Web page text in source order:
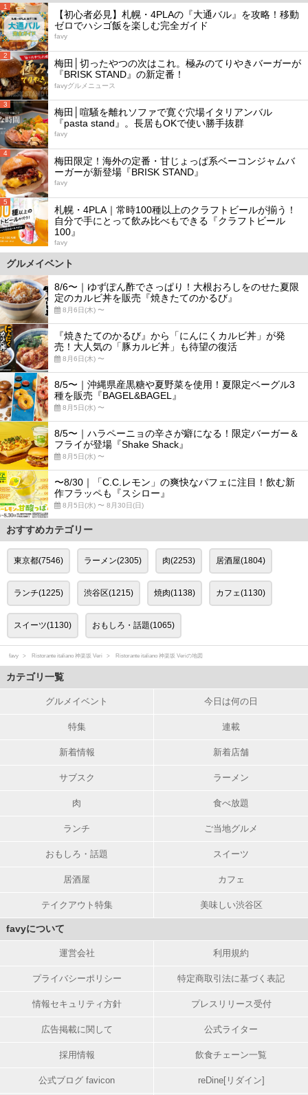
1
【初心者必見】札幌・4PLAの『大通バル』を攻略！移動
ゼロでハシゴ飯を楽しむ完全ガイド
favy
2
梅田│切ったやつの次はこれ。極みのてりやきバーガーが
『BRISK STAND』の新定番！
favyグルメニュース
3
梅田│喧騒を離れソファで寛ぐ穴場イタリアンバル
『pasta stand』。長居もOKで使い勝手抜群
favy
4
梅田限定！海外の定番・甘じょっぱ系ベーコンジャムバ
ーガーが新登場『BRISK STAND』
favy
5
札幌・4PLA｜常時100種以上のクラフトビールが揃う！
自分で手にとって飲み比べもできる『クラフトビール
100』
favy
グルメイベント
8/6〜｜ゆずぽん酢でさっぱり！大根おろしをのせた夏限
定のカルビ丼を販売『焼きたてのかるび』
8月6日(木) 〜
『焼きたてのかるび』から「にんにくカルビ丼」が発
売！大人気の「豚カルビ丼」も待望の復活
8月6日(木) 〜
8/5〜｜沖縄県産黒糖や夏野菜を使用！夏限定ベーグル3
種を販売『BAGEL&BAGEL』
8月5日(水) 〜
8/5〜｜ハラペーニョの辛さが癖になる！限定バーガー＆
フライが登場『Shake Shack』
8月5日(水) 〜
〜8/30｜「C.C.レモン」の爽快なパフェに注目！飲む新
作フラッペも『スシロー』
8月5日(水) 〜 8月30日(日)
おすすめカテゴリー
東京都(7546) ラーメン(2305) 肉(2253) 居酒屋(1804)
ランチ(1225) 渋谷区(1215) 焼肉(1138) カフェ(1130)
スイーツ(1130) おもしろ・話題(1065)
favy Ristorante italiano 神楽坂 Veri Ristorante italiano 神楽坂 Veriの地図
カテゴリ一覧
グルメイベント 今日は何の日
特集 連載
新着情報 新着店舗
サブスク ラーメン
肉 食べ放題
ランチ ご当地グルメ
おもしろ・話題 スイーツ
居酒屋 カフェ
テイクアウト特集 美味しい渋谷区
favyについて
運営会社 利用規約
プライバシーポリシー 特定商取引法に基づく表記
情報セキュリティ方針 プレスリリース受付
広告掲載に関して 公式ライター
採用情報 飲食チェーン一覧
公式ブログ favicon reDine[リダイン]